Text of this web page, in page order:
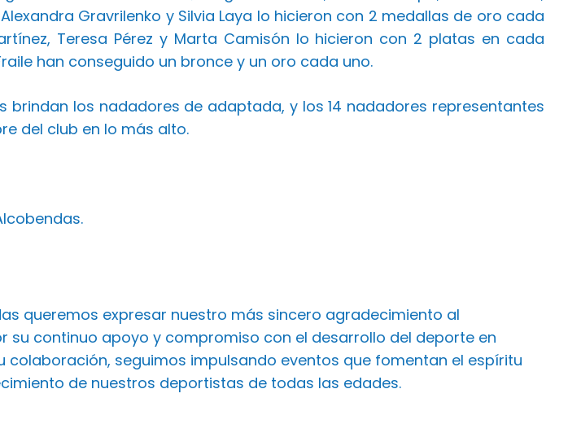
Gravrilenko y Silvia Laya lo hicieron con 2 medallas de oro cada
Teresa Pérez y Marta Camisón lo hicieron con 2 platas en cada
han conseguido un bronce y un oro cada uno.
brindan los nadadores de adaptada, y los 14 nadadores representantes
del club en lo más alto.
queremos expresar nuestro más sincero agradecimiento al
su continuo apoyo y compromiso con el desarrollo del deporte en
colaboración, seguimos impulsando eventos que fomentan el espíritu
de nuestros deportistas de todas las edades.